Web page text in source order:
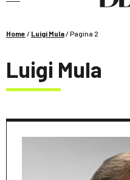
Home / Luigi Mula/Pagina 2
Luigi Mula